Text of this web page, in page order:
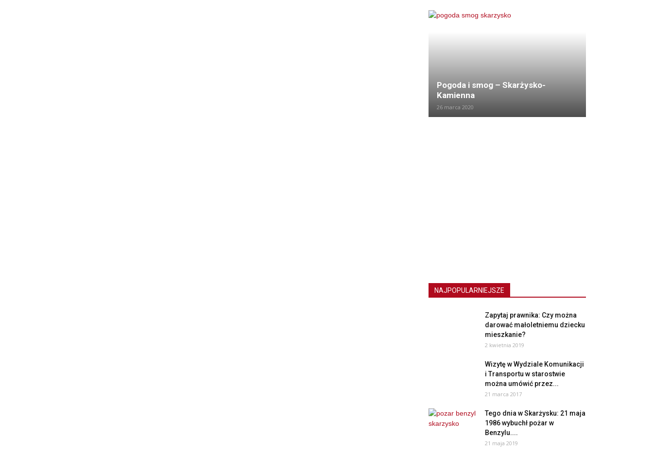
Pogoda i smog – Skarżysko-
Kamienna
26 marca 2020
NAJPOPULARNIEJSZE
Zapytaj prawnika: Czy można
darować małoletniemu dziecku
mieszkanie?
2 kwietnia 2019
Wizytę w Wydziale Komunikacji
i Transportu w starostwie
można umówić przez...
21 marca 2017
Tego dnia w Skarżysku: 21 maja
1986 wybuchł pożar w
Benzylu....
21 maja 2019